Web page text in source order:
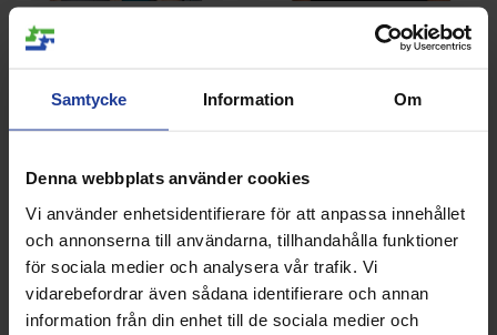
Samtycke Information Om
Denna webbplats använder cookies
Vi använder enhetsidentifierare för att anpassa innehållet
och annonserna till användarna, tillhandahålla funktioner
för sociala medier och analysera vår trafik. Vi
vidarebefordrar även sådana identifierare och annan
information från din enhet till de sociala medier och
ANDRA KÖPTE ÄVEN